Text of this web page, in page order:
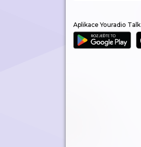
Aplikace Youradio Talk